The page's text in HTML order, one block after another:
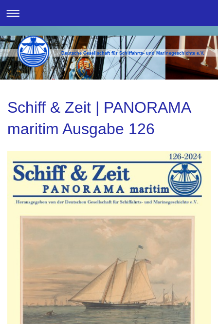
Deutsche Gesellschaft für Schiffahrts- und Marinegeschichte e.V.
Schiff & Zeit | PANORAMA
maritim Ausgabe 126